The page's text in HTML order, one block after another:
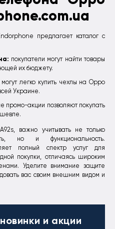
предлагает каталог с
покупатели могут найти товары
их бюджету.
легко купить чехлы на Oppo
Украине.
промо-акции позволяют покупать
важно учитывать не только
но и функциональность.
полный спектр услуг для
покупки, отличаясь широким
Уделите внимание защите
вас своим внешним видом и
и акции